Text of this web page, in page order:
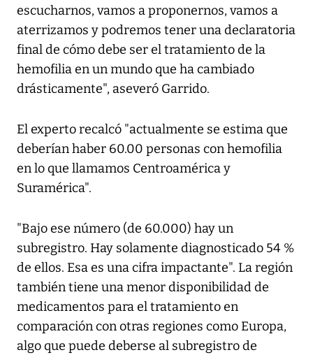
escucharnos, vamos a proponernos, vamos a
aterrizamos y podremos tener una declaratoria
final de cómo debe ser el tratamiento de la
hemofilia en un mundo que ha cambiado
drásticamente", aseveró Garrido.
El experto recalcó "actualmente se estima que
deberían haber 60.00 personas con hemofilia
en lo que llamamos Centroamérica y
Suramérica".
"Bajo ese número (de 60.000) hay un
subregistro. Hay solamente diagnosticado 54 %
de ellos. Esa es una cifra impactante". La región
también tiene una menor disponibilidad de
medicamentos para el tratamiento en
comparación con otras regiones como Europa,
algo que puede deberse al subregistro de